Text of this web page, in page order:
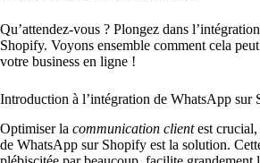
Qu’attendez-vous ? Plongez dans
Shopify. Voyons ensemble comment cela
votre business en ligne !
Introduction à l’intégration de WhatsApp sur
Optimiser la communication clientest crucial,
de WhatsApp sur Shopify est la solution.